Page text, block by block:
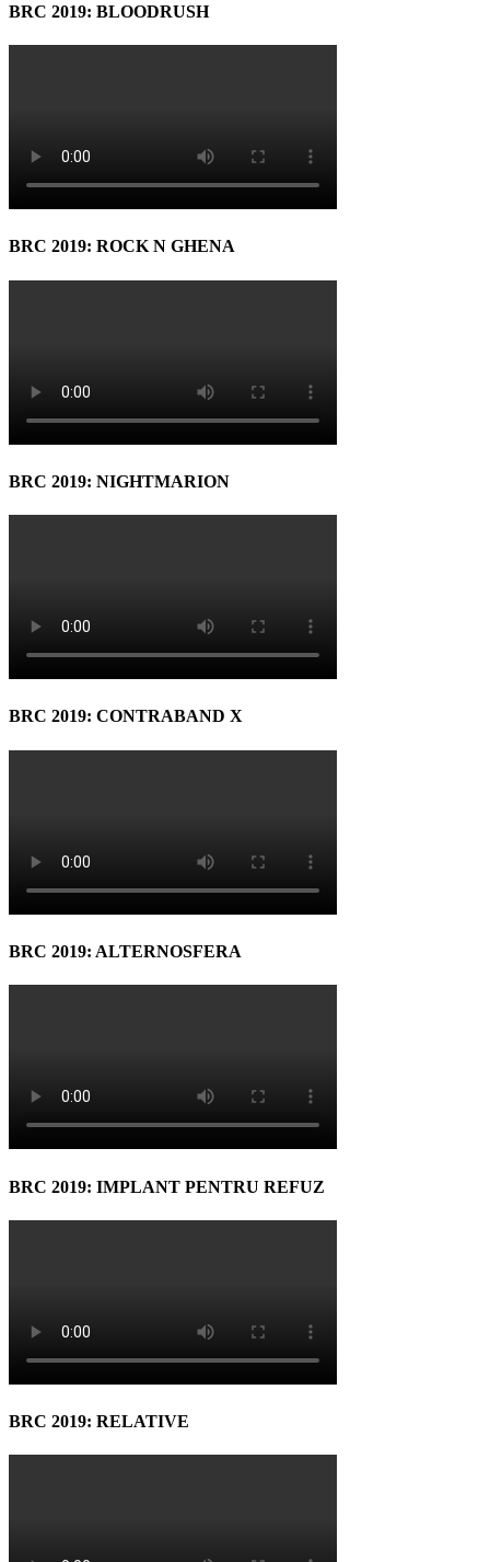
BRC 2019: BLOODRUSH
BRC 2019: ROCK N GHENA
BRC 2019: NIGHTMARION
BRC 2019: CONTRABAND X
BRC 2019: ALTERNOSFERA
BRC 2019: IMPLANT PENTRU REFUZ
BRC 2019: RELATIVE